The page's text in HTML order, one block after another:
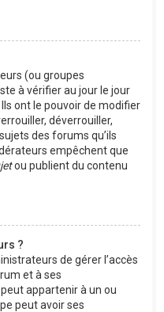
(ou groupes
à vérifier au jour le jour
ont le pouvoir de modifier
déverrouiller,
des forums qu’ils
empêchent que
ou publient du contenu
?
de gérer l’accès
et à ses
appartenir à un ou
peut avoir ses